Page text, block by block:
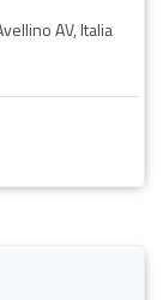
AV, Italia